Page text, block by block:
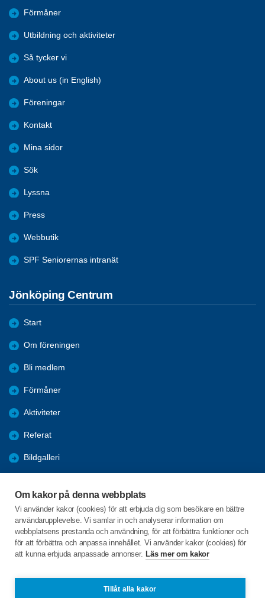
Om kakor på denna webbplats
Vi använder kakor (cookies) för att erbjuda dig som besökare en bättre
användarupplevelse. Vi samlar in och analyserar information om
webbplatsens prestanda och användning, för att förbättra funktioner och
för att förbättra och anpassa innehållet. Vi använder kakor (cookies) för
att kunna erbjuda anpassade annonser. Läs mer om kakor
Tillåt alla kakor
Förmåner
Utbildning och aktiviteter
Så tycker vi
About us (in English)
Föreningar
Kontakt
Mina sidor
Sök
Lyssna
Press
Webbutik
SPF Seniorernas intranät
Jönköping Centrum
Start
Om föreningen
Bli medlem
Förmåner
Aktiviteter
Referat
Bildgalleri
Engagera DIG i vår förening
C/o:Lennart Lööw